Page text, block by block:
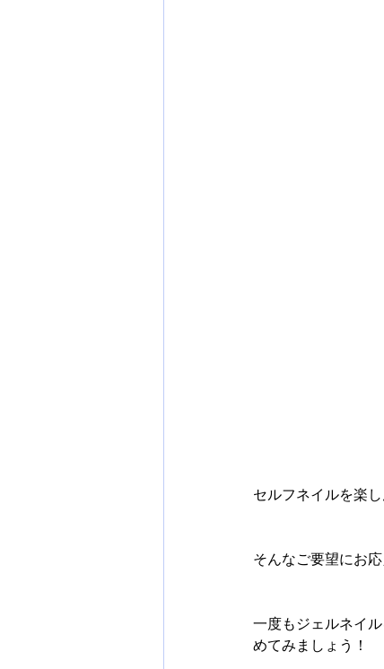
セルフネイルを楽
そんなご要望にお
一度もジェルネイ
めてみましょう！